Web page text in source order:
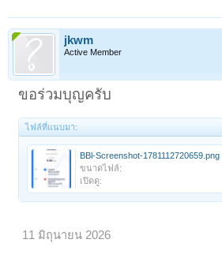
jkwm
Active Member
ขอร่วมบุญครับ
ไฟล์ที่แนบมา:
BBl-Screenshot-1781112720659.png
ขนาดไฟล์:
เปิดดู:
11 มิถุนายน 2026